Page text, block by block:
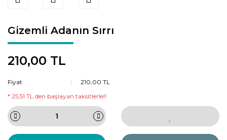
Gizemli Adanın Sırrı
210,00 TL
Fiyat
210,00 TL
* 25,51 TL den başlayan taksitlerle!!